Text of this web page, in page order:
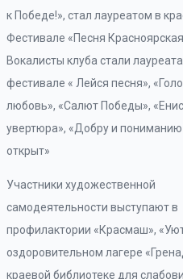
к Победе!», стал лауреатом в
Фестивале «Песня
Вокалисты клуба стали
фестивале « Лейся песня»,
любовь», «Салют Победы»,
увертюра», «Добру и пониманию
открыт»
Участники художественной
самодеятельности выступают в
профилактории «Красмаш»,
оздоровительном лагере
краевой библиотеке для